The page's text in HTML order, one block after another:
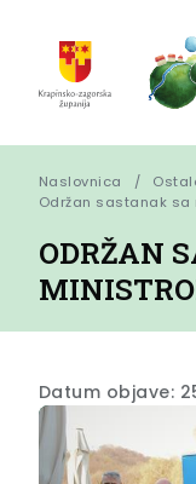
Naslovnica
Održan sastanak sa
ODRŽAN
Datum objave: